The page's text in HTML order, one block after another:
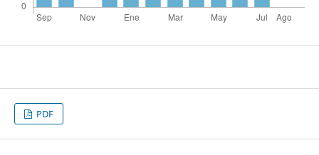
PDF